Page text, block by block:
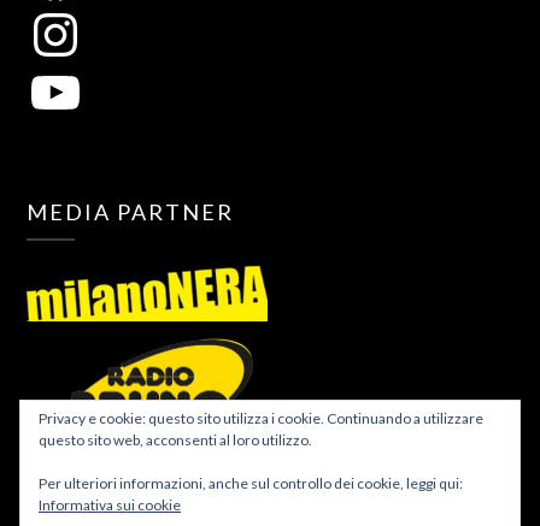
MEDIA PARTNER
Privacy e cookie: questo sito utilizza i cookie. Continuando a utilizzare
questo sito web, acconsenti al loro utilizzo.
Per ulteriori informazioni, anche sul controllo dei cookie, leggi qui:
Informativa sui cookie